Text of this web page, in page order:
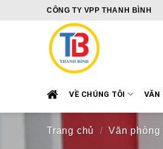
CÔNG TY VPP THANH BÌNH
VỀ CHÚNG TÔI VĂN
Trang chủ / Văn phòng